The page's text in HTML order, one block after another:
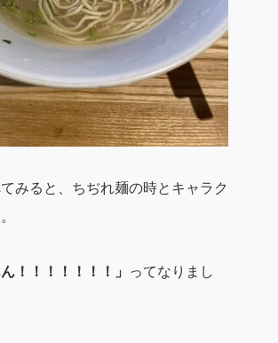
みると、 ちぢれ麺の時とキャラク
！！！！！！！」 ってなりまし